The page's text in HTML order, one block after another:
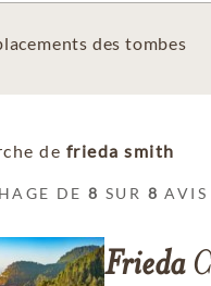
des tombes
de frieda smith
DE8 SUR 8 AVIS
Frieda